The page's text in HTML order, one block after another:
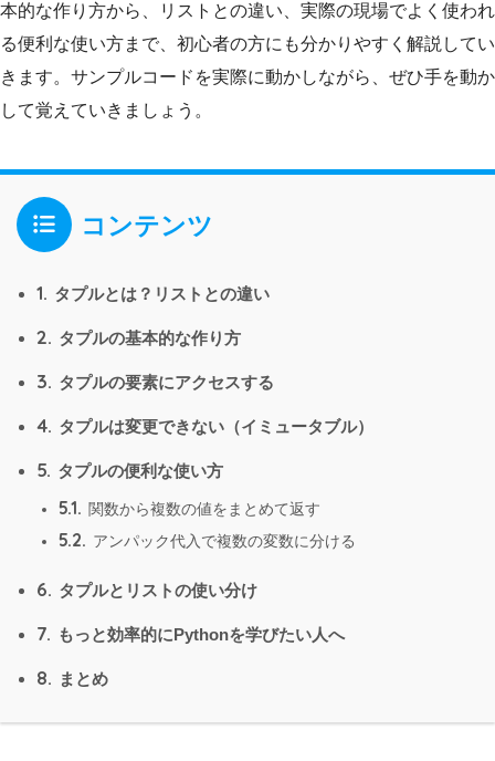
本的な作り方から、リストとの違い、実際の現場でよく使われ
る便利な使い方まで、初心者の方にも分かりやすく解説してい
きます。サンプルコードを実際に動かしながら、ぜひ手を動か
して覚えていきましょう。
コンテンツ
1. タプルとは？リストとの違い
2. タプルの基本的な作り方
3. タプルの要素にアクセスする
4. タプルは変更できない（イミュータブル）
5. タプルの便利な使い方
5.1. 関数から複数の値をまとめて返す
5.2. アンパック代入で複数の変数に分ける
6. タプルとリストの使い分け
7. もっと効率的にPythonを学びたい人へ
8. まとめ